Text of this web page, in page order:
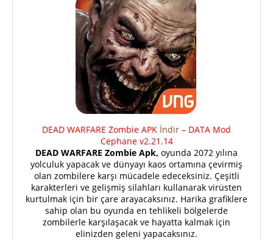
DEAD WARFARE Zombie APK İndir – DATA Mod
Cephane v2.21.14
DEAD WARFARE Zombie Apk, oyunda 2072 yılına
yolculuk yapacak ve dünyayı kaos ortamına çevirmiş
olan zombilere karşı mücadele edeceksiniz. Çeşitli
karakterleri ve gelişmiş silahları kullanarak virüsten
kurtulmak için bir çare arayacaksınız. Harika grafiklere
sahip olan bu oyunda en tehlikeli bölgelerde
zombilerle karşılaşacak ve hayatta kalmak için
elinizden geleni yapacaksınız.